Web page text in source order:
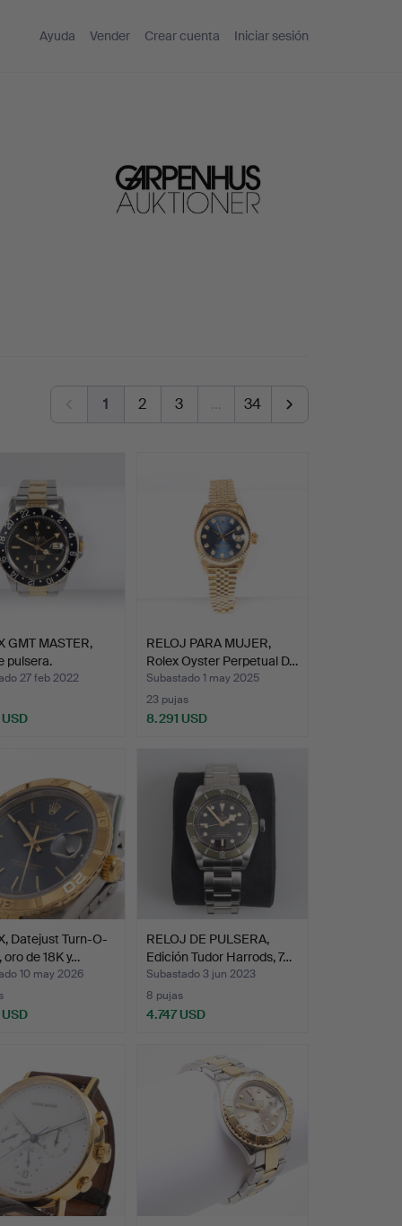
Ayuda Vender Crear cuenta Iniciar sesión
1 2 3 … 34
GMT MASTER,
pulsera.
27 feb 2022
RELOJ PARA MUJER,
Rolex Oyster Perpetual D…
Subastado 1 may 2025
23 pujas
8.291 USD
Datejust Turn-O-
oro de 18K y…
10 may 2026
RELOJ DE PULSERA,
Edición Tudor Harrods, 7…
Subastado 3 jun 2023
8 pujas
4.747 USD